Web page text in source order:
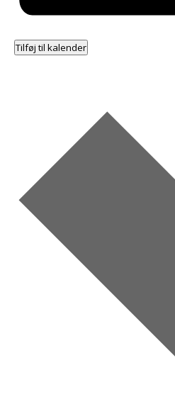
Tilføj til kalender